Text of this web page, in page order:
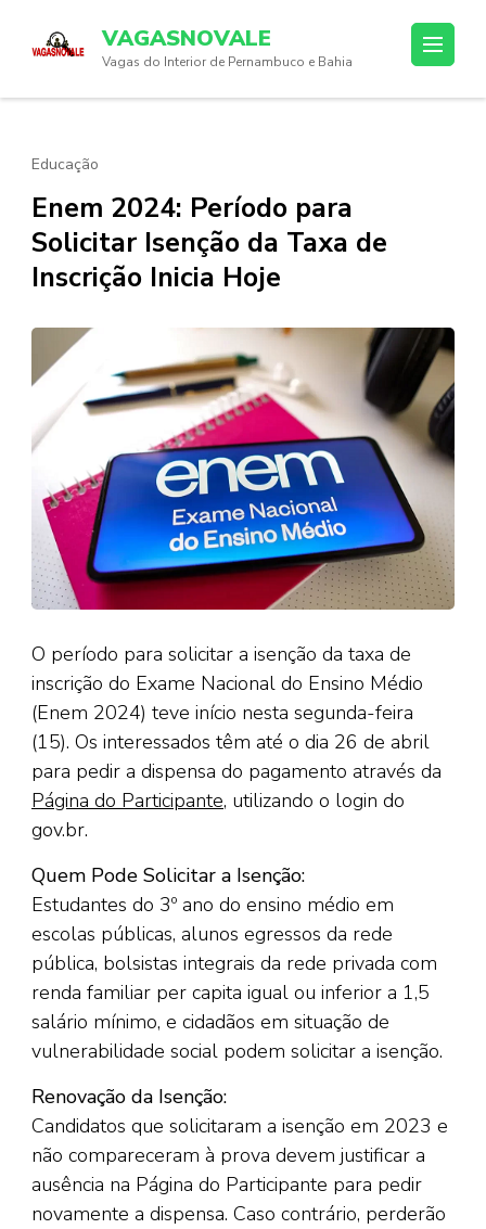
(Press
VAGASNOVALE
Vagas do Interior de Pernambuco e Bahia
Educação
Enem 2024: Período para
Solicitar Isenção da Taxa de
Inscrição Inicia Hoje
O período para solicitar a isenção da taxa de
inscrição do Exame Nacional do Ensino Médio
(Enem 2024) teve início nesta segunda-feira
(15). Os interessados têm até o dia 26 de abril
para pedir a dispensa do pagamento através da
Página do Participante, utilizando o login do
gov.br.
Quem Pode Solicitar a Isenção:
Estudantes do 3º ano do ensino médio em
escolas públicas, alunos egressos da rede
pública, bolsistas integrais da rede privada com
renda familiar per capita igual ou inferior a 1,5
salário mínimo, e cidadãos em situação de
vulnerabilidade social podem solicitar a isenção.
Renovação da Isenção:
Candidatos que solicitaram a isenção em 2023 e
não compareceram à prova devem justificar a
ausência na Página do Participante para pedir
novamente a dispensa. Caso contrário, perderão